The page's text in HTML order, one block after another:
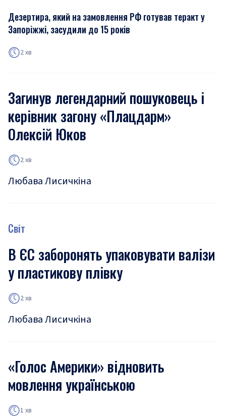
Дезертира, який на замовлення РФ готував теракт у
Запоріжжі, засудили до 15 років
2 хв
Загинув легендарний пошуковець і
керівник загону «Плацдарм»
Олексій Юков
2 хв
Любава Лисичкіна
Світ
В ЄС заборонять упаковувати валізи
у пластикову плівку
2 хв
Любава Лисичкіна
«Голос Америки» відновить
мовлення українською
1 хв